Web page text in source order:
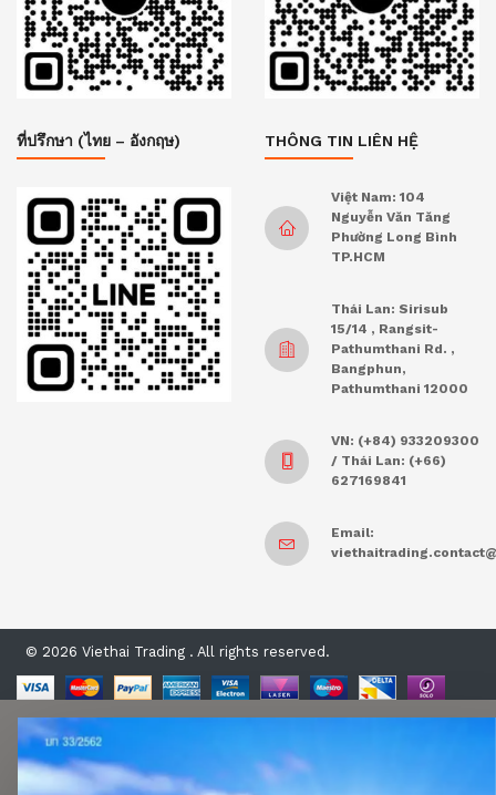
ที่ปรึกษา (ไทย – อังกฤษ) THÔNG TIN LIÊN HỆ
Việt Nam: 104
Nguyễn Văn Tăng
Phường Long Bình
TP.HCM
Thái Lan: Sirisub
15/14 , Rangsit-
Pathumthani Rd. ,
Bangphun,
Pathumthani 12000
VN: (+84) 933209300
/ Thái Lan: (+66)
627169841
Email:
© 2026 Viethai Trading . All rights reserved.